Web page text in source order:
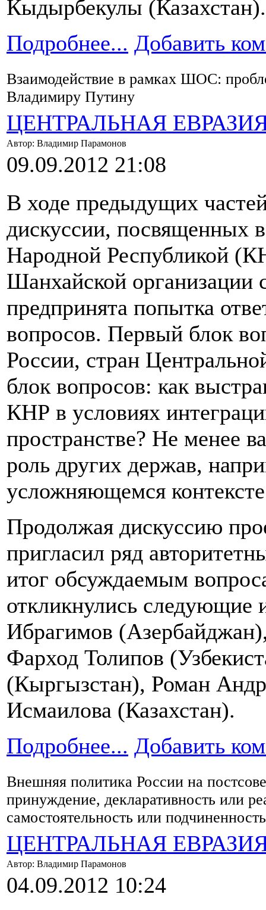
Кыдырбекулы (Казахстан).
Подробнее... Добавить
Взаимодействие в рамках ШОС:
Владимиру Путину
ЦЕНТРАЛЬНАЯ
Автор: Владимир Парамонов
09.09.2012 21:08
В ходе предыдущих
дискуссии, посвященных
Народной Республикой
Шанхайской
предпринята попытка
вопросов. Первый блок
России, стран
блок вопросов: как
КНР в условиях
пространстве? Не менее
роль других держав,
усложняющемся
Продолжая дискуссию
пригласил ряд
итог обсуждаемым
откликнулись следующие
Ибрагимов
Фарход Толипов
(Кыргызстан), Роман
Исмаилова (Казахстан).
Подробнее... Добавить
Внешняя политика России на
принуждение, декларативность или
самостоятельность или
ЦЕНТРАЛЬНАЯ
Автор: Владимир Парамонов
04.09.2012 10:24